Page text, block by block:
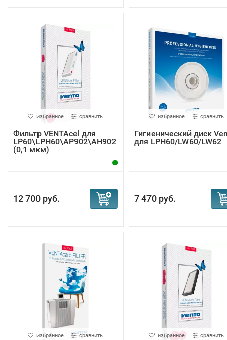
избранное сравнить
Фильтр VENTAcel для
LP60\LPH60\AP902\AH902
(0,1 мкм)
12 700 руб.
избранное сравнить
Гигиенический диск
для LPH60/LW60/LW62
7 470 руб.
избранное сравнить избранное сравнить